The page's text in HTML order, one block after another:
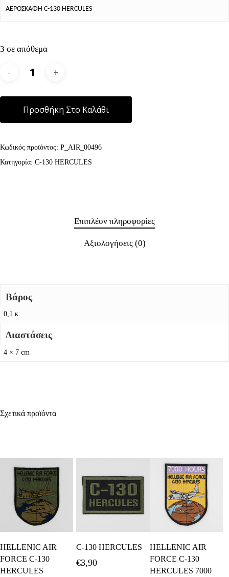
ΑΕΡΟΣΚΑΦΗ C-130 HERCULES
3 σε απόθεμα
Προσθήκη Στο Καλάθι
Κωδικός προϊόντος: P_AIR_00496
Κατηγορία: C-130 HERCULES
Επιπλέον πληροφορίες
Αξιολογήσεις (0)
Βάρος
0,1 κ.
Διαστάσεις
4 × 7 cm
Σχετικά προϊόντα
Καλάθι
HELLENIC AIR
FORCE C-130
HERCULES
C-130 HERCULES
€3,90
Καλάθι
HELLENIC AIR
FORCE C-130
HERCULES 7000